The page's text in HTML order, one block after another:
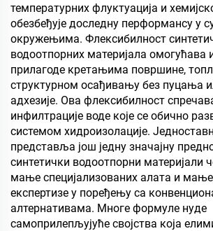
температурних флуктуација и
обезбеђује доследну перформансу у
окружењима. Флексибилност
водоотпорних материјала омогућава
прилагоде кретањима површине,
структурном осађивању без пуцања
адхезије. Ова флексибилност
инфилтрације воде које се обично
системом хидроизолације.
представља још једну значајну
синтетички водоотпорни материјали
мање специјализованих алата и
експертизе у поређењу са
алтернативама. Многе формуле нуде
самоприлепљујуће својства која